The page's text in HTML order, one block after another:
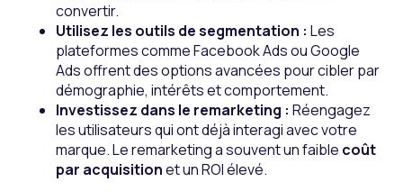
convertir.
Utilisez les outils de segmentation : Les
plateformes comme Facebook Ads ou Google
Ads offrent des options avancées pour cibler par
démographie, intérêts et comportement.
Investissez dans le remarketing : Réengagez
les utilisateurs qui ont déjà interagi avec votre
marque. Le remarketing a souvent un faible coût
par acquisitionet un ROI élevé.